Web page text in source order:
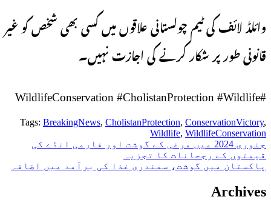
وائلڈ لائف کی ٹیم چولستانی علاقوں میں کسی بھی شخص کو غیر
قانونی طور پر شکار کرنے کی اجازت نہیں۔
#WildlifeConservation #CholistanProtection #Wildlife
Tags: BreakingNews, CholistanProtection, ConservationVictory,
Wildlife, WildlifeConservation
پوسٹوں
کی
جنوری 2024 میں مرغی کے گوشت اور فارمی انڈے کی
قیمتوں کے رجحانات کا تجزیہ
پاکستان میں گوشت، سمندری غذا کی برآمد میں اضافہ
Archives